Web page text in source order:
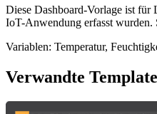
Diese Dashboard-Vorlage ist für
IoT-Anwendung erfasst wurden.
Variablen: Temperatur,
Verwandte